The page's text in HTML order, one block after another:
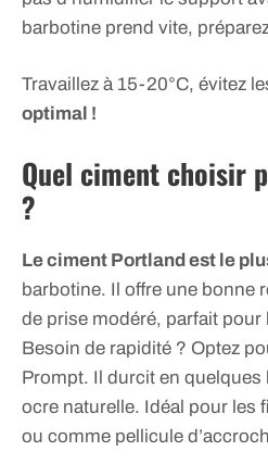
barbotine prend vite,
Travaillez à 15-20°C, évitez
optimal !
Quel ciment choisir
?
Le ciment Portland est le
barbotine. Il offre une bonne
de prise modéré, parfait pour
Besoin de rapidité ? Optez
Prompt. Il durcit en quelques
ocre naturelle. Idéal pour les
ou comme pellicule